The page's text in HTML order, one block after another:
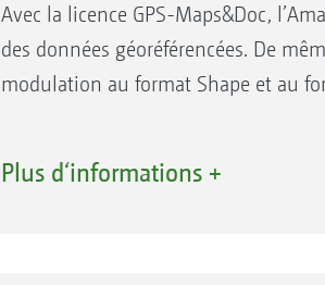
Avec la licence GPS-Maps&Doc,
des données géoréférencées. De
modulation au format Shape et au
Système intuitif pour l’exécution
Plus d‘informations +